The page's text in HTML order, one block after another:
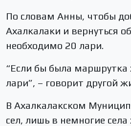
По словам Анны, чтобы
Ахалкалаки и вернуться
необходимо 20 лари.
“Если бы была маршрутка
лари”, – говорит другой
В Ахалкалакском
сел, лишь в немногие села